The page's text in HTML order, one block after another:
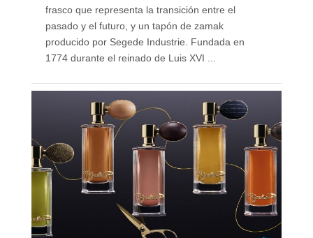
frasco que representa la transición entre el
pasado y el futuro, y un tapón de zamak
producido por Segede Industrie. Fundada en
1774 durante el reinado de Luis XVI ...